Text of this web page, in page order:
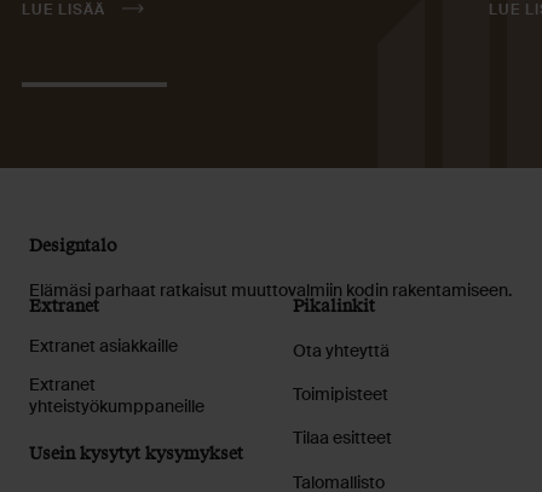
LUE LISÄÄ LUE
Designtalo
Elämäsi parhaat ratkaisut muuttovalmiin kodin rakentamiseen.
Extranet
Extranet asiakkaille
Extranet
yhteistyökumppaneille
Usein kysytyt kysymykset
Pikalinkit
Ota yhteyttä
Toimipisteet
Tilaa esitteet
Talomallisto